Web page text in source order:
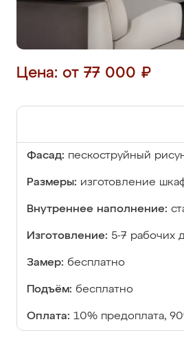
Цена: от 77 000 ₽
Фасад: пескоструйный
Размеры: изготовление
Внутреннее наполнение:
Изготовление: 5-7 рабочих
Замер: бесплатно
Подъём: бесплатно
Оплата: 10% предоплата,